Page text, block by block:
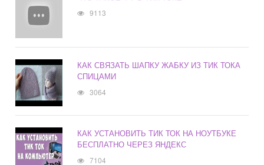
9113
КАК СВЯЗАТЬ ШАПКУ ЖАБКУ ИЗ ТИК ТОКА
СПИЦАМИ
3064
КАК УСТАНОВИТЬ ТИК ТОК НА НОУТБУКЕ
БЕСПЛАТНО ЧЕРЕЗ ЯНДЕКС
7104